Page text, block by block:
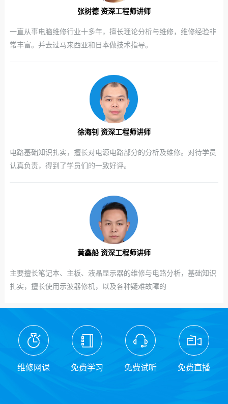
张树德 资深工程师讲师
一直从事电脑维修行业十多年，擅长理论分析与维修，维修经验非
常丰富。并去过马来西亚和日本做技术指导。
徐海钊 资深工程师讲师
电路基础知识扎实，擅长对电源电路部分的分析及维修。对待学员
认真负责，得到了学员们的一致好评。
黄鑫船 资深工程师讲师
主要擅长笔记本、主板、液晶显示器的维修与电路分析，基础知识
扎实，擅长使用示波器修机，以及各种疑难故障的
维修网课 免费学习 免费试听 免费直播